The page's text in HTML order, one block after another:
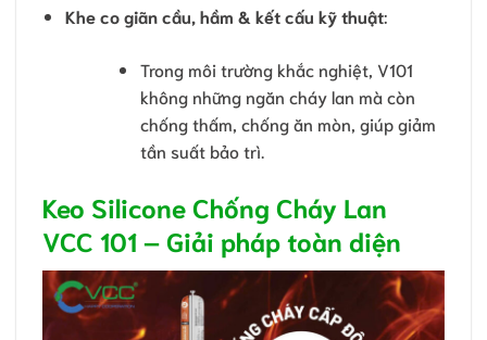
Khe co giãn cầu, hầm & kết cấu kỹ thuật:
Trong môi trường khắc nghiệt, V101
không những ngăn cháy lan mà còn
chống thấm, chống ăn mòn, giúp giảm
tần suất bảo trì.
Keo Silicone Chống Cháy Lan
VCC 101 – Giải pháp toàn diện